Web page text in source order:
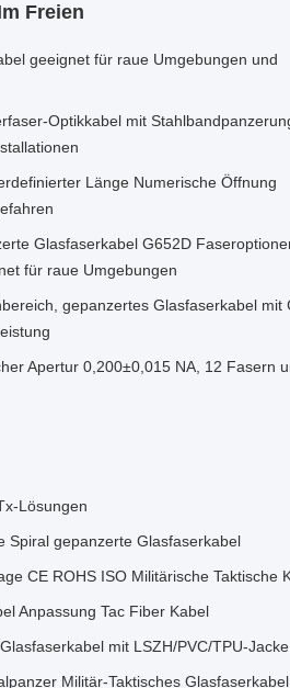
Freien
geeignet für raue Umgebungen und
Optikkabel mit
Länge Numerische Öffnung
Glasfaserkabel G652D
für raue Umgebungen
gepanzertes Glasfaserkabel mit
Apertur 0,200±0,015 NA, 12 Fasern
Lösungen
Spiral gepanzerte Glasfaserkabel
CE ROHS ISO Militärische Taktische
Anpassung Tac Fiber Kabel
mit LSZH/PVC/TPU-Jacke
Militär-Taktisches Glasfaserkabel